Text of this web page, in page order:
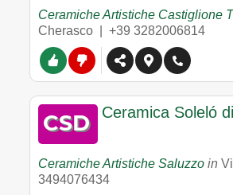
Ceramiche Artistiche Castiglione
Cherasco | +39 3282006814
Ceramica Soleló
Ceramiche Artistiche Saluzzo in
3494076434